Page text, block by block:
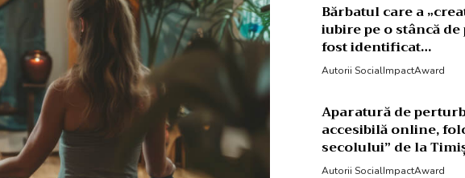
Bărbatul care a
iubire pe o stâncă
fost identificat…
Autorii SocialImpactAward
Aparatură de
accesibilă online,
secolului” de la
Autorii SocialImpactAward